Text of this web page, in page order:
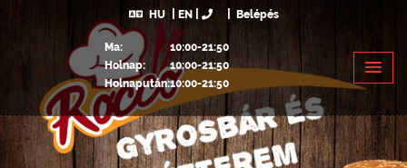
HU EN Belépés
Ma:
10:00-21:50
Holnap:
10:00-21:50
Holnapután:10:00-21:50